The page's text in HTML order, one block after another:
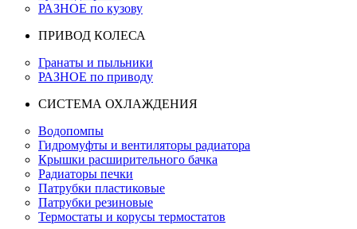
РАЗНОЕ по кузову
ПРИВОД КОЛЕСА
Гранаты и пыльники
РАЗНОЕ по приводу
СИСТЕМА ОХЛАЖДЕНИЯ
Водопомпы
Гидромуфты и вентиляторы радиатора
Крышки расширительного бачка
Радиаторы печки
Патрубки пластиковые
Патрубки резиновые
Термостаты и корусы термостатов